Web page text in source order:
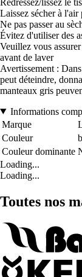
Laissez sécher à l'air
Ne pas passer au
Évitez d'utiliser des
Veuillez vous
avant de laver
Avertissement :
peut déteindre,
manteaux gris
Informations
Marque
Couleur
Couleur dominante
Loading...
Loading...
Toutes nos